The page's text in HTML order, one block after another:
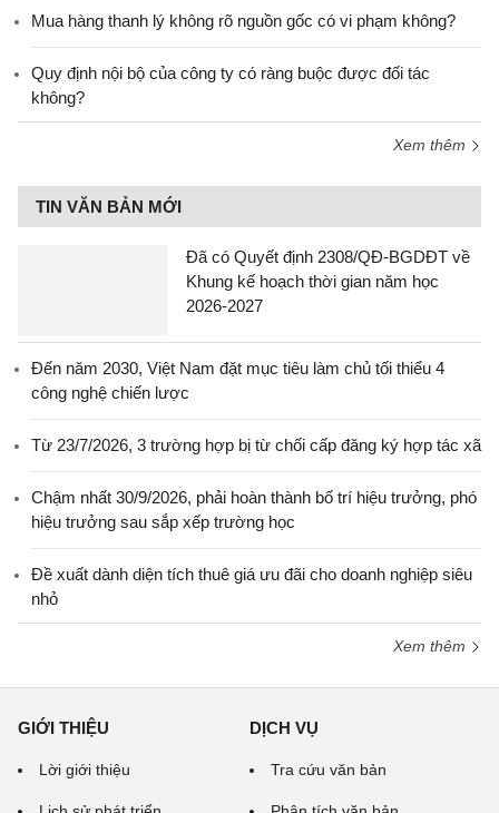
Mua hàng thanh lý không rõ nguồn gốc có vi phạm không?
Quy định nội bộ của công ty có ràng buộc được đối tác
không?
Xem thêm
TIN VĂN BẢN MỚI
Đã có Quyết định 2308/QĐ-BGDĐT về
Khung kế hoạch thời gian năm học
2026-2027
Đến năm 2030, Việt Nam đặt mục tiêu làm chủ tối thiểu 4
công nghệ chiến lược
Từ 23/7/2026, 3 trường hợp bị từ chối cấp đăng ký hợp tác xã
Chậm nhất 30/9/2026, phải hoàn thành bố trí hiệu trưởng, phó
hiệu trưởng sau sắp xếp trường học
Đề xuất dành diện tích thuê giá ưu đãi cho doanh nghiệp siêu
nhỏ
Xem thêm
GIỚI THIỆU
Lời giới thiệu
DỊCH VỤ
Tra cứu văn bản